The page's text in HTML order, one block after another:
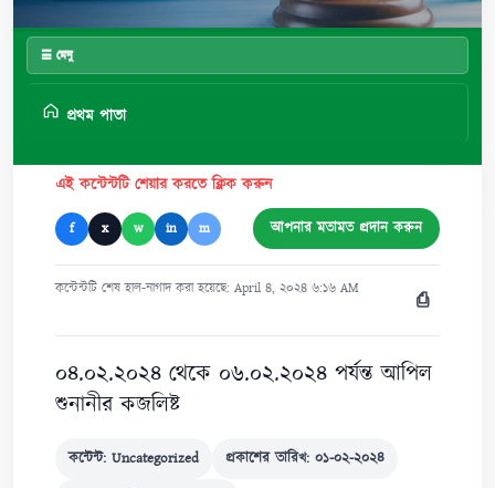
☰ মেনু
প্রথম পাতা
এই কন্টেন্টটি শেয়ার করতে ক্লিক করুন
f x w in m আপনার মতামত প্রদান করুন
কন্টেন্টটি শেষ হাল-নাগাদ করা হয়েছে: April ৪, ২০২৪ ৬:১৬ AM ⎙
০৪.০২.২০২৪ থেকে ০৬.০২.২০২৪ পর্যন্ত আপিল
শুনানীর কজলিষ্ট
কন্টেন্ট: Uncategorized প্রকাশের তারিখ: ০১-০২-২০২৪